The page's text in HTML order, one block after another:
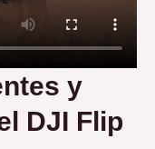
y
DJI Flip